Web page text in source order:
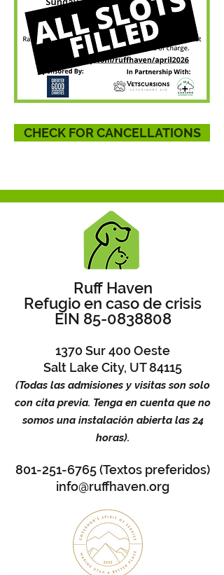
CHECK FOR CANCELLATIONS
Ruff Haven
Refugio en caso de crisis
EIN 85-0838808
1370 Sur 400 Oeste
Salt Lake City, UT 84115
(Todas las admisiones y visitas son solo
con cita previa. Tenga en cuenta que no
somos una instalación abierta las 24
horas).
801-251-6765 (Textos preferidos)
info@ruffhaven.org